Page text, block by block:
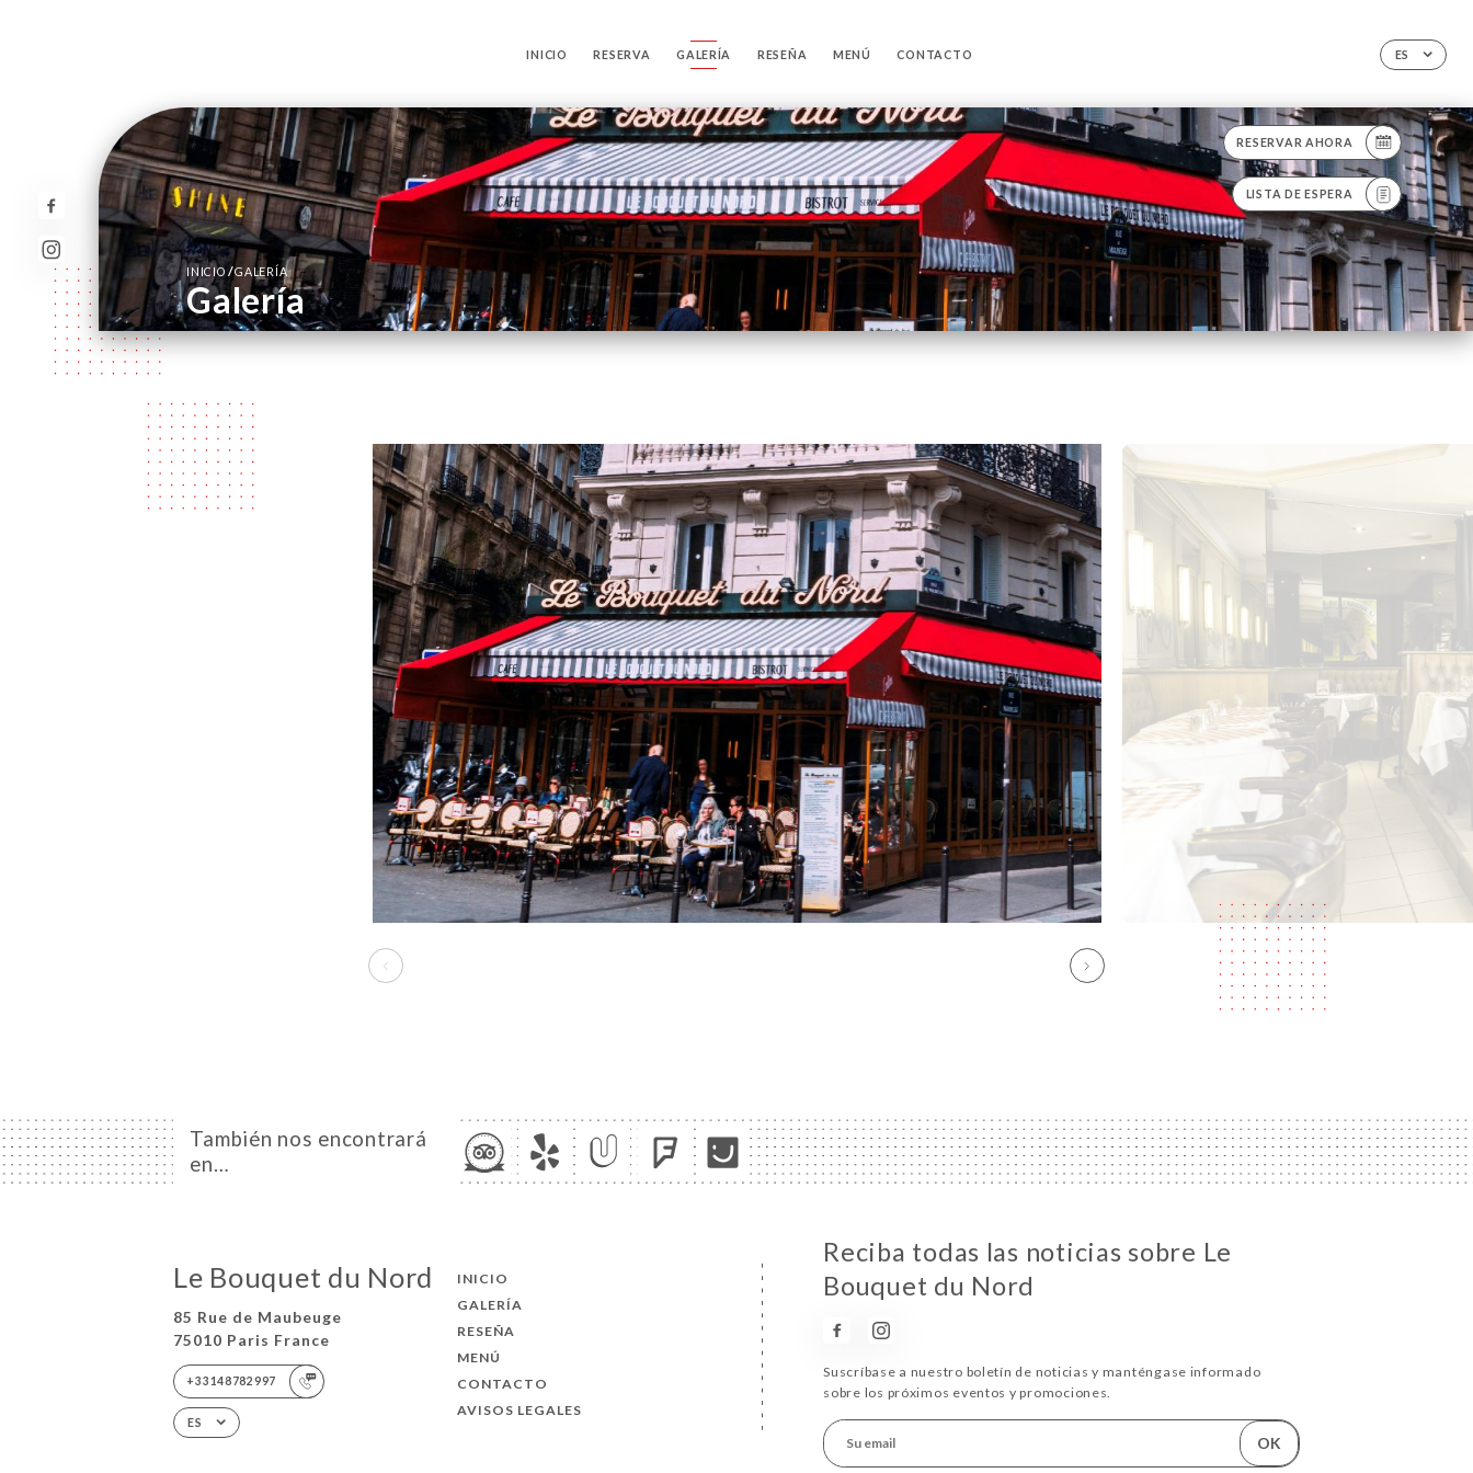
ES
INICIO RESERVA GALERÍA RESEÑA MENÚ CONTACTO
RESERVAR AHORA
LISTA DE ESPERA
INICIO/GALERÍA
Galería
También nos encontrará
en…
Le Bouquet du Nord
85 Rue de Maubeuge
75010 Paris France
+33148782997
ES
INICIO
GALERÍA
RESEÑA
MENÚ
CONTACTO
AVISOS LEGALES
Reciba todas las noticias sobre Le
Bouquet du Nord
Suscríbase a nuestro boletín de noticias y manténgase informado
sobre los próximos eventos y promociones.
OK